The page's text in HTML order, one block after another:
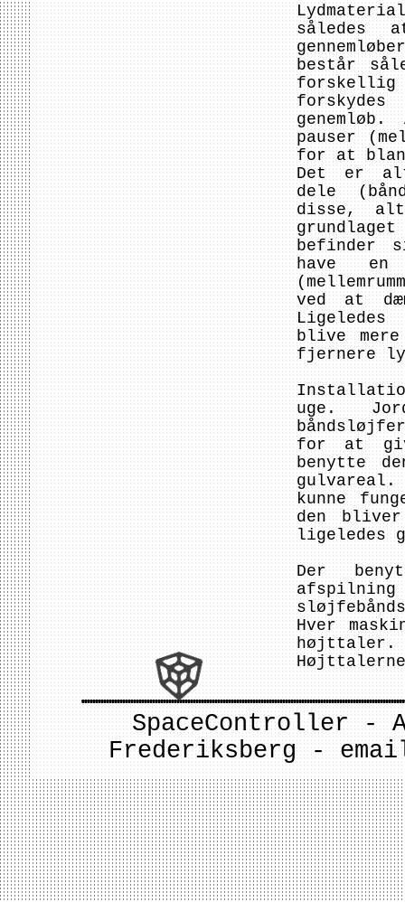
således
består
forskellig
pauser
for at
Det er
dele
disse,
befinder
have en
ved at
blive
fjernere
uge.
for at
benytte
kunne
den
ligeledes
Der
afspilning
Hver
højttaler.
SpaceController -
Frederiksberg -